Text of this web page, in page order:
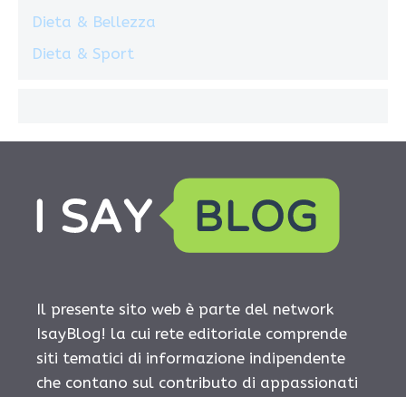
Dieta & Bellezza
Dieta & Sport
Il presente sito web è parte del network
IsayBlog! la cui rete editoriale comprende
siti tematici di informazione indipendente
che contano sul contributo di appassionati